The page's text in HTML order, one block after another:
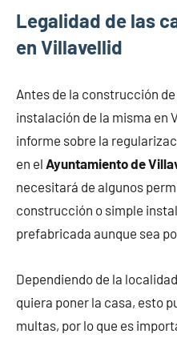
Legalidad de las
en Villavellid
Antes de la construcción
instalación de la misma en
informe sobre la
en el Ayuntamiento de
necesitará de algunos
construcción o simple
prefabricada aunque sea
Dependiendo de la
quiera poner la casa, esto
multas, por lo que es